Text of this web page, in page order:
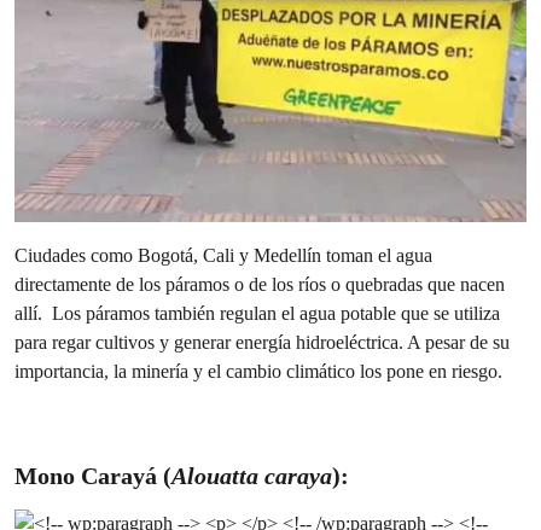
Ciudades como Bogotá, Cali y Medellín toman el agua
directamente de los páramos o de los ríos o quebradas que nacen
allí. Los páramos también regulan el agua potable que se utiliza
para regar cultivos y generar energía hidroeléctrica. A pesar de su
importancia, la minería y el cambio climático los pone en riesgo.
Mono Carayá (Alouatta caraya):